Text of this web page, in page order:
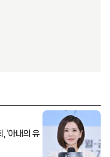
, '아내의 유